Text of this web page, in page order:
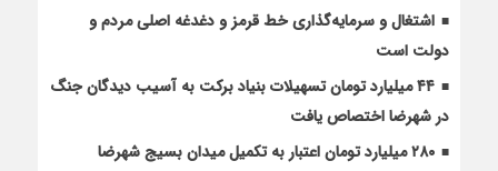
اشتغال و سرمایه‌گذاری خط قرمز و دغدغه اصلی مردم و
دولت است
۴۴ میلیارد تومان تسهیلات بنیاد برکت به آسیب دیدگان جنگ
در شهرضا اختصاص یافت
۲۸۰ میلیارد تومان اعتبار به تکمیل میدان بسیج شهرضا